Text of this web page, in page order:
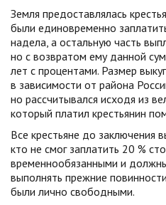
Земля предоставлялась
были единовременно
надела, а остальную часть
но с возвратом ему данной
лет с процентами. Размер
в зависимости от района
но рассчитывался исходя из
который платил крестьянин
Все крестьяне до заключения
кто не смог заплатить 20 %
временнообязанными и
выполнять прежние
были лично свободными.